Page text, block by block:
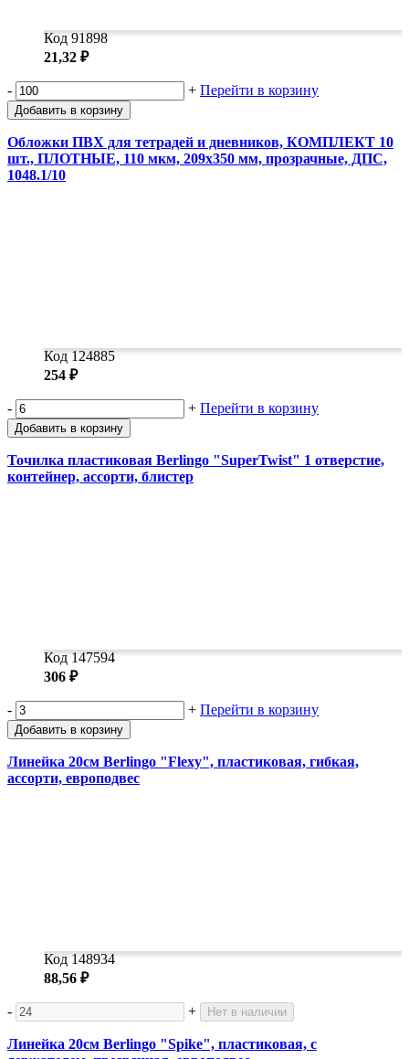
Код 91898
21,32 ₽
- + Перейти в корзину
Добавить в корзину
Обложки ПВХ для тетрадей и дневников, КОМПЛЕКТ 10
шт., ПЛОТНЫЕ, 110 мкм, 209х350 мм, прозрачные, ДПС,
1048.1/10
Код 124885
254 ₽
- + Перейти в корзину
Добавить в корзину
Точилка пластиковая Berlingo "SuperTwist" 1 отверстие,
контейнер, ассорти, блистер
Код 147594
306 ₽
- + Перейти в корзину
Добавить в корзину
Линейка 20см Berlingo "Flexy", пластиковая, гибкая,
ассорти, европодвес
Код 148934
88,56 ₽
- + Нет в наличии
Линейка 20см Berlingo "Spike", пластиковая, с